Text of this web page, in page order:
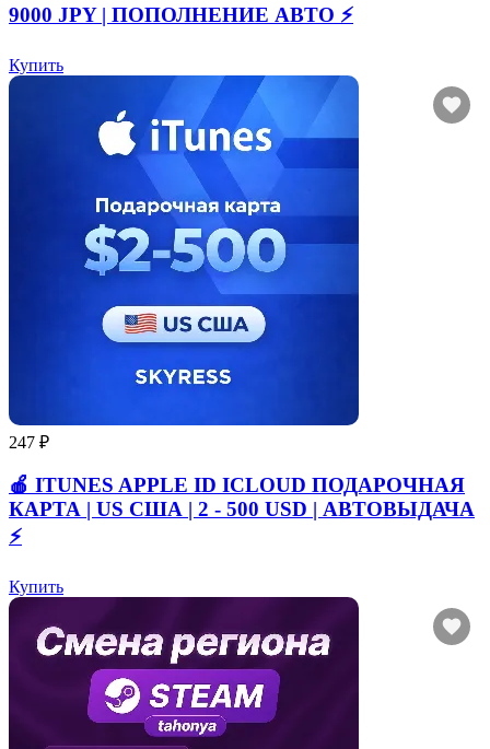
9000 JPY | ПОПОЛНЕНИЕ АВТО ⚡
Купить
247 ₽
🍎 ITUNES APPLE ID ICLOUD ПОДАРОЧНАЯ
КАРТА | US США | 2 - 500 USD | АВТОВЫДАЧА
⚡️
Купить